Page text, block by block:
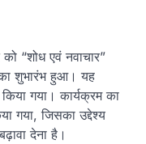
“शोध एवं नवाचार”
का शुभारंभ हुआ। यह
गया। कार्यक्रम का
गया, जिसका उद्देश्य
देना है।